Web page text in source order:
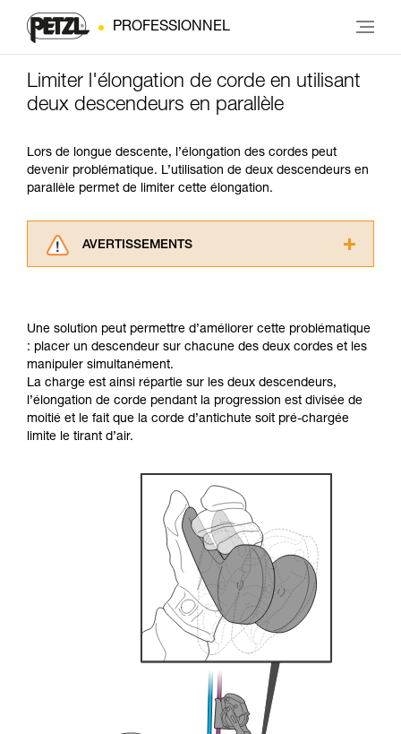
PROFESSIONNEL
Limiter l'élongation de corde en utilisant
deux descendeurs en parallèle
Lors de longue descente, l’élongation des cordes peut
devenir problématique. L’utilisation de deux descendeurs en
parallèle permet de limiter cette élongation.
AVERTISSEMENTS
informations de la notice technique pour
pouvoir comprendre ce complément
d’informations.
Maîtriser ces techniques nécessite une
formation et un entraînement spécifique. Validez
avec un professionnel votre capacité à refaire
la manipulation, seul, en toute sécurité, avant
Nous donnons des exemples de techniques
liées à votre activité. Il peut en exister d’autres
que nous ne décrivons pas ici.
Une solution peut permettre d’améliorer cette problématique
: placer un descendeur sur chacune des deux cordes et les
manipuler simultanément.
La charge est ainsi répartie sur les deux descendeurs,
l’élongation de corde pendant la progression est divisée de
moitié et le fait que la corde d’antichute soit pré-chargée
limite le tirant d’air.